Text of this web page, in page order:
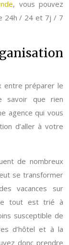
, vous pouvez
24h / 24 et 7j / 7
entre préparer le
savoir que rien
agence qui vous
d’aller à votre
de nombreux
se transformer
vacances sur
tout est trié à
susceptible de
d’hôtel et à la
donc prendre